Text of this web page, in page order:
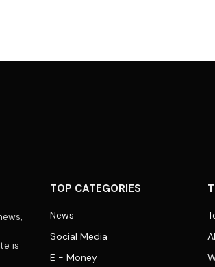
is
TOP CATEGORIES
News
Social Media
E - Money